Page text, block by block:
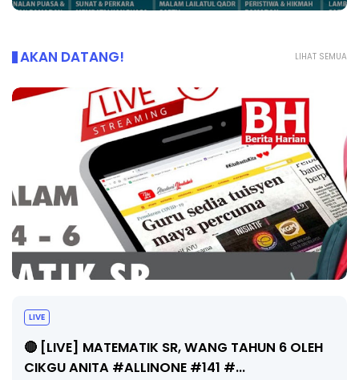
LIHAT SEMUA
AKAN DATANG!
Sejarah Tingkatan 4
Unknown 6 hari yang lalu